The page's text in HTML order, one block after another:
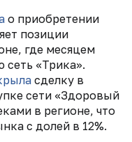
о приобретении
позиции
где месяцем
сеть «Трика».
сделку в
сети «Здоровый
в регионе, что
с долей в 12%.